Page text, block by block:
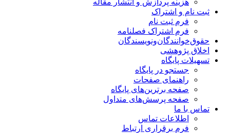
هزینه پردازش و انتشار مقاله
ثبت نام و اشتراک
فرم ثبت نام
فرم اشتراک فصلنامه
حقوق‌خوانندگان‌و‌نویسندگان
اخلاق پژوهشی
تسهیلات پایگاه
جستجو در پایگاه
راهنمای صفحات
صفحه برترین‌های پایگاه
صفحه پرسش‌های متداول
تماس با ما
اطلاعات تماس
فرم برقراری ارتباط